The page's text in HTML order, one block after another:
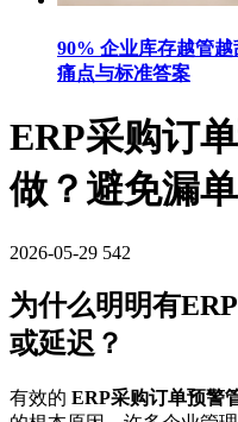
90% 企业库存越管
痛点与标准答案
ERP采购订
做？避免漏
2026-05-29 542
为什么明明有
或延迟？
有效的 ERP采购订单预警